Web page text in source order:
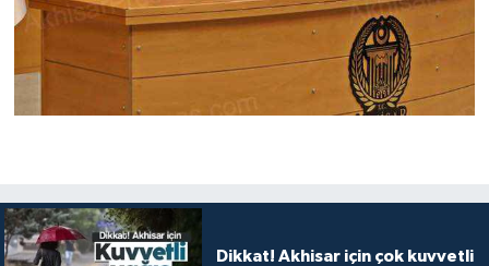
Dikkat! Akhisar için çok kuvvetli